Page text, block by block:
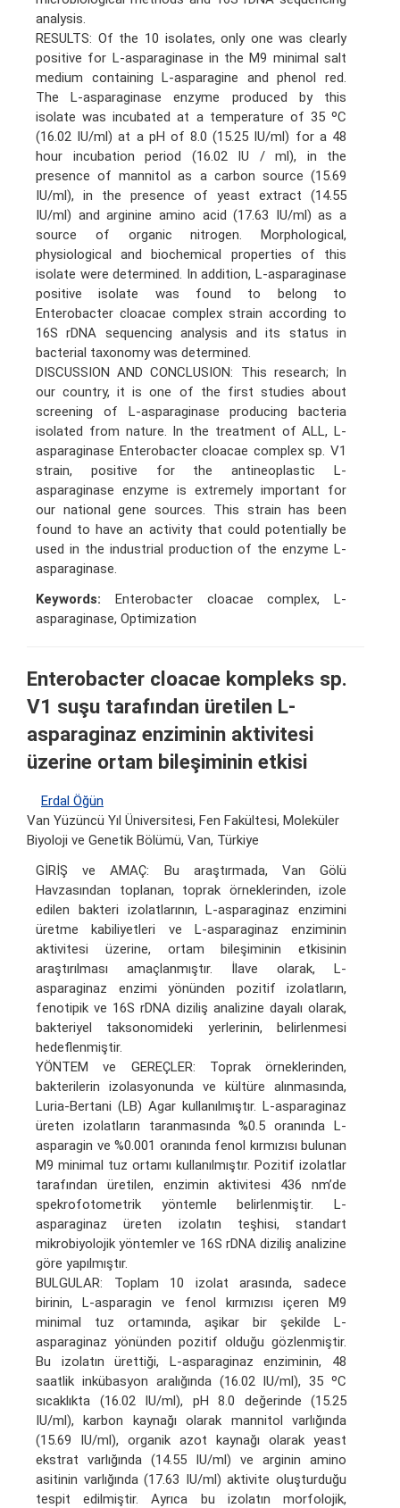
analysis.
RESULTS: Of the 10 isolates, only one was clearly
positive for L-asparaginase in the M9 minimal salt
medium containing L-asparagine and phenol red.
The L-asparaginase enzyme produced by this
isolate was incubated at a temperature of 35 ºC
(16.02 IU/ml) at a pH of 8.0 (15.25 IU/ml) for a 48
hour incubation period (16.02 IU / ml), in the
presence of mannitol as a carbon source (15.69
IU/ml), in the presence of yeast extract (14.55
IU/ml) and arginine amino acid (17.63 IU/ml) as a
source of organic nitrogen. Morphological,
physiological and biochemical properties of this
isolate were determined. In addition, L-asparaginase
positive isolate was found to belong to
Enterobacter cloacae complex strain according to
16S rDNA sequencing analysis and its status in
bacterial taxonomy was determined.
DISCUSSION AND CONCLUSION: This research; In
our country, it is one of the first studies about
screening of L-asparaginase producing bacteria
isolated from nature. In the treatment of ALL, L-
asparaginase Enterobacter cloacae complex sp. V1
strain, positive for the antineoplastic L-
asparaginase enzyme is extremely important for
our national gene sources. This strain has been
found to have an activity that could potentially be
used in the industrial production of the enzyme L-
asparaginase.
Keywords: Enterobacter cloacae complex, L-
asparaginase, Optimization
Enterobacter cloacae kompleks sp.
V1 suşu tarafından üretilen L-
asparaginaz enziminin aktivitesi
üzerine ortam bileşiminin etkisi
Erdal Öğün
Van Yüzüncü Yıl Üniversitesi, Fen Fakültesi, Moleküler
Biyoloji ve Genetik Bölümü, Van, Türkiye
GİRİŞ ve AMAÇ: Bu araştırmada, Van Gölü
Havzasından toplanan, toprak örneklerinden, izole
edilen bakteri izolatlarının, L-asparaginaz enzimini
üretme kabiliyetleri ve L-asparaginaz enziminin
aktivitesi üzerine, ortam bileşiminin etkisinin
araştırılması amaçlanmıştır. İlave olarak, L-
asparaginaz enzimi yönünden pozitif izolatların,
fenotipik ve 16S rDNA diziliş analizine dayalı olarak,
bakteriyel taksonomideki yerlerinin, belirlenmesi
hedeflenmiştir.
YÖNTEM ve GEREÇLER: Toprak örneklerinden,
bakterilerin izolasyonunda ve kültüre alınmasında,
Luria-Bertani (LB) Agar kullanılmıştır. L-asparaginaz
üreten izolatların taranmasında %0.5 oranında L-
asparagin ve %0.001 oranında fenol kırmızısı bulunan
M9 minimal tuz ortamı kullanılmıştır. Pozitif izolatlar
tarafından üretilen, enzimin aktivitesi 436 nm’de
spekrofotometrik yöntemle belirlenmiştir. L-
asparaginaz üreten izolatın teşhisi, standart
mikrobiyolojik yöntemler ve 16S rDNA diziliş analizine
göre yapılmıştır.
BULGULAR: Toplam 10 izolat arasında, sadece
birinin, L-asparagin ve fenol kırmızısı içeren M9
minimal tuz ortamında, aşikar bir şekilde L-
asparaginaz yönünden pozitif olduğu gözlenmiştir.
Bu izolatın ürettiği, L-asparaginaz enziminin, 48
saatlik inkübasyon aralığında (16.02 IU/ml), 35 ºC
sıcaklıkta (16.02 IU/ml), pH 8.0 değerinde (15.25
IU/ml), karbon kaynağı olarak mannitol varlığında
(15.69 IU/ml), organik azot kaynağı olarak yeast
ekstrat varlığında (14.55 IU/ml) ve arginin amino
asitinin varlığında (17.63 IU/ml) aktivite oluşturduğu
tespit edilmiştir. Ayrıca bu izolatın morfolojik,